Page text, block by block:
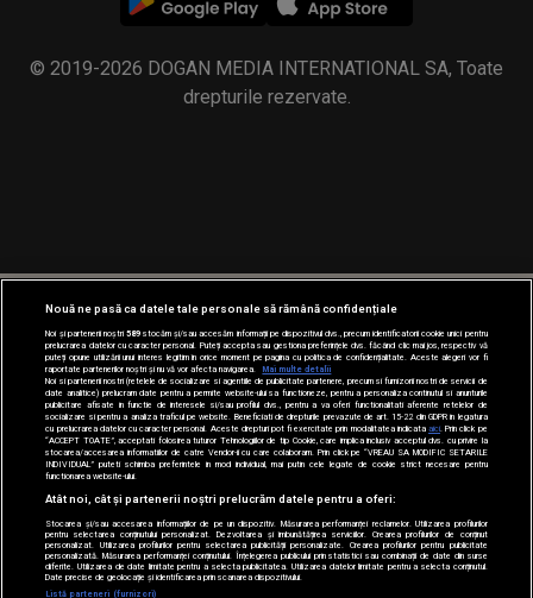
© 2019-2026 DOGAN MEDIA INTERNATIONAL SA, Toate
drepturile rezervate.
Nouă ne pasă ca datele tale personale să rămână confidențiale
Noi și partenerii noștri589stocăm și/sau accesăm informații pe dispozitivul dvs., precum identificatorii cookie unici pentru
prelucrarea datelor cu caracter personal. Puteți accepta sau gestiona preferințele dvs. făcând clic mai jos, respectiv vă
puteți opune utilizării unui interes legitim în orice moment pe pagina cu politica de confidențialitate. Aceste alegeri vor fi
raportate partenerilor noștri și nu vă vor afecta navigarea.
Mai multe detalii
Noi si partenerii nostri (retelele de socializare si agentiile de publicitate partenere, precum si furnizorii nostri de servicii de
date analitice) prelucram date pentru a permite website-ului sa functioneze, pentru a personaliza continutul si anunturile
publicitare afisate in functie de interesele si/sau profilul dvs., pentru a va oferi functionalitati aferente retelelor de
socializare si pentru a analiza traficul pe website. Beneficiati de drepturile prevazute de art. 15-22 din GDPR in legatura
cu prelucrarea datelor cu caracter personal. Aceste drepturi pot fi exercitate prin modalitatea indicataaici . Prin click pe
“ACCEPT TOATE”, acceptati folosirea tuturor Tehnologiilor de tip Cookie, care implica inclusiv acceptul dvs. cu privire la
stocarea/accesarea informatiilor de catre Vendor-ii cu care colaboram. Prin click pe “VREAU SA MODIFIC SETARILE
INDIVIDUAL” puteti schimba preferintele in mod individual, mai putin cele legate de cookie strict necesare pentru
functionarea website-ului.
Atât noi, cât și partenerii noștri prelucrăm datele pentru a oferi:
Stocarea și/sau accesarea informațiilor de pe un dispozitiv. Măsurarea performanței reclamelor. Utilizarea profilurilor
pentru selectarea conținutului personalizat. Dezvoltarea și îmbunătățirea serviciilor. Crearea profilurilor de conținut
personalizat. Utilizarea profilurilor pentru selectarea publicității personalizate. Crearea profilurilor pentru publicitate
personalizată. Măsurarea performanței conținutului. Înțelegerea publicului prin statistici sau combinații de date din surse
diferite. Utilizarea de date limitate pentru a selecta publicitatea. Utilizarea datelor limitate pentru a selecta conținutul.
Date precise de geolocație și identificarea prin scanarea dispozitivului.
Listă parteneri (furnizori)